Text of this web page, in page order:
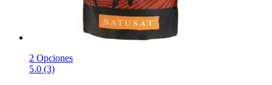
2 Opciones
5.0 (3)